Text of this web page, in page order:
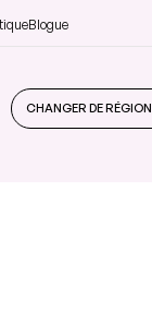
Blogue
CHANGER DE RÉGION